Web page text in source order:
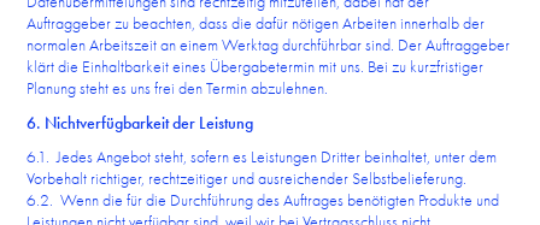
Auftraggeber zu beachten, dass die dafür nötigen Arbeiten innerhalb der
normalen Arbeitszeit an einem Werktag durchführbar sind. Der Auftraggeber
klärt die Einhaltbarkeit eines Übergabetermin mit uns. Bei zu kurzfristiger
Planung steht es uns frei den Termin abzulehnen.
6. Nichtverfügbarkeit der Leistung
6.1. Jedes Angebot steht, sofern es Leistungen Dritter beinhaltet, unter dem
Vorbehalt richtiger, rechtzeitiger und ausreichender Selbstbelieferung.
6.2. Wenn die für die Durchführung des Auftrages benötigten Produkte und